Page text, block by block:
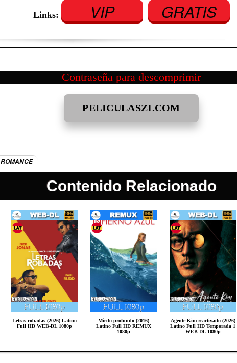
Links: VIP GRATIS
Contraseña para descomprimir
PELICULASZI.COM
ROMANCE
Contenido Relacionado
Letras robadas (2026) Latino
Full HD WEB-DL 1080p
Miedo profundo (2016)
Latino Full HD REMUX
1080p
Agente Kim reactivado (2026)
Latino Full HD Temporada 1
WEB-DL 1080p